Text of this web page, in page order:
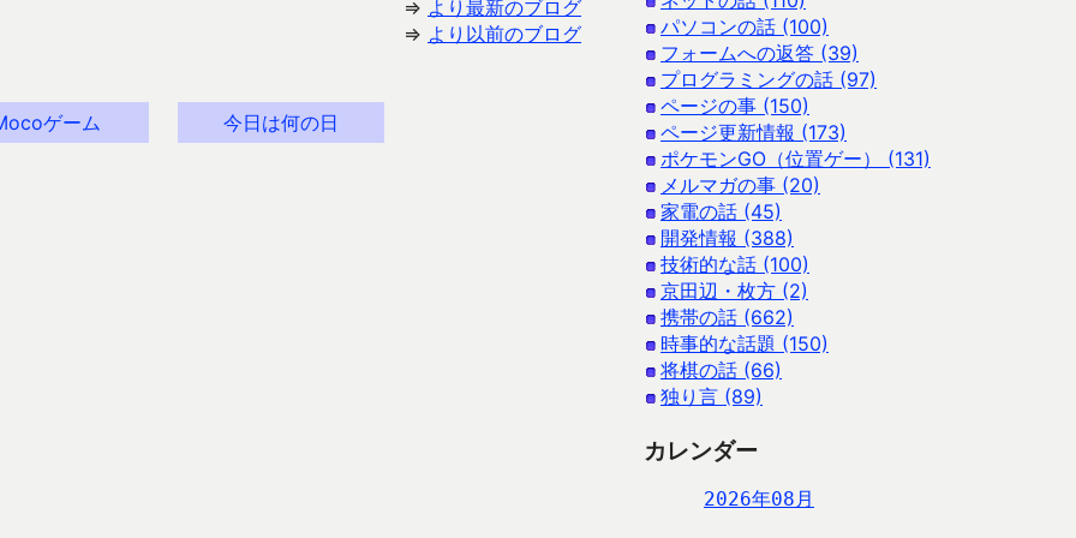
⇒ より最新のブログ
⇒ より以前のブログ
ゲーム 今日は何の日
パソコンの話 (100)
フォームへの返答 (39)
プログラミングの話 (97)
ページの事 (150)
ページ更新情報 (173)
ポケモンGO（位置ゲー） (131)
メルマガの事 (20)
家電の話 (45)
開発情報 (388)
技術的な話 (100)
京田辺・枚方 (2)
携帯の話 (662)
時事的な話題 (150)
将棋の話 (66)
独り言 (89)
カレンダー
2026年08月